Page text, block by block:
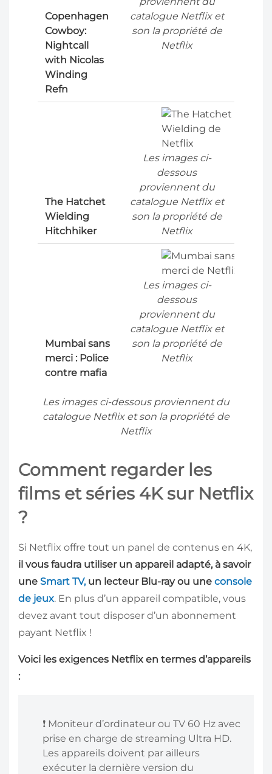
Copenhagen
Cowboy:
Nightcall
with Nicolas
Winding
Refn
catalogue Netflix et
son la propriété de
Netflix
The Hatchet
Wielding
Hitchhiker
Les images ci-
dessous
proviennent du
catalogue Netflix et
son la propriété de
Netflix
Mumbai sans
merci : Police
contre mafia
Les images ci-
dessous
proviennent du
catalogue Netflix et
son la propriété de
Netflix
Les images ci-dessous proviennent du
catalogue Netflix et son la propriété de
Netflix
Comment regarder les
films et séries 4K sur Netflix
?
Si Netflix offre tout un panel de contenus en 4K,
il vous faudra utiliser un appareil adapté, à savoir
une Smart TV,un lecteur Blu-ray ou une console
de jeux. En plus d’un appareil compatible, vous
devez avant tout disposer d’un abonnement
payant Netflix !
Voici les exigences Netflix en termes d’appareils
:
️❗ Moniteur d’ordinateur ou TV 60 Hz avec
prise en charge de streaming Ultra HD.
Les appareils doivent par ailleurs
exécuter la dernière version du